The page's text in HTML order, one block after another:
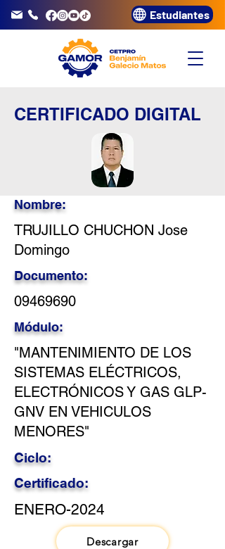
3320072 Estudiantes
CERTIFICADO DIGITAL
Nombre:
TRUJILLO CHUCHON Jose
Domingo
Documento:
09469690
Módulo:
"MANTENIMIENTO DE LOS
SISTEMAS ELÉCTRICOS,
ELECTRÓNICOS Y GAS GLP-
GNV EN VEHICULOS
MENORES"
Ciclo:
Certificado:
ENERO-2024
Descargar